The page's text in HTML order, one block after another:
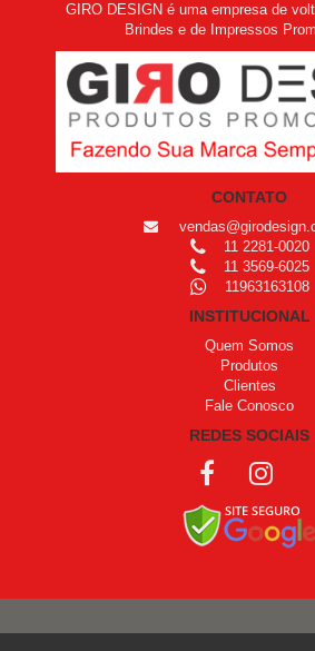
GIRO DESIGN é uma empresa de
Brindes e de Impressos
CONTATO
11 2281-0020
11 3569-6025
11963163108
INSTITUCIONAL
Quem Somos
Produtos
Clientes
Fale Conosco
REDES SOCIAIS